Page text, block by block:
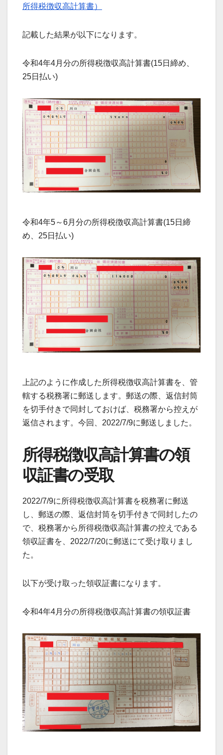
所得税徴収高計算書）
記載した結果が以下になります。
令和4年4月分の所得税徴収高計算書(15日締め、
25日払い)
令和4年5～6月分の所得税徴収高計算書(15日締
め、25日払い)
上記のように作成した所得税徴収高計算書を、管
轄する税務署に郵送します。郵送の際、返信封筒
を切手付きで同封しておけば、税務署から控えが
返信されます。今回、2022/7/9に郵送しました。
所得税徴収高計算書の領
収証書の受取
2022/7/9に所得税徴収高計算書を税務署に郵送
し、郵送の際、返信封筒を切手付きで同封したの
で、税務署から所得税徴収高計算書の控えである
領収証書を、2022/7/20に郵送にて受け取りまし
た。
以下が受け取った領収証書になります。
令和4年4月分の所得税徴収高計算書の領収証書